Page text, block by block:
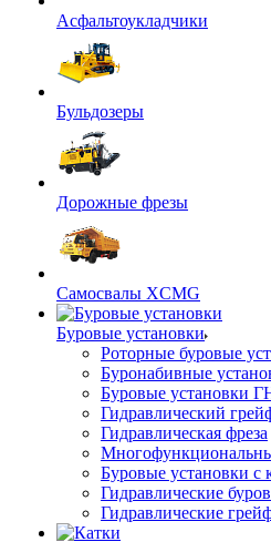
Асфальтоукладчики
Бульдозеры
Дорожные фрезы
Самосвалы XCMG
Буровые установки
Роторные буровые
Буронабивные
Буровые установки
Гидравлический
Гидравлическая фреза
Буровые установки с
Гидравлические
Гидравлические